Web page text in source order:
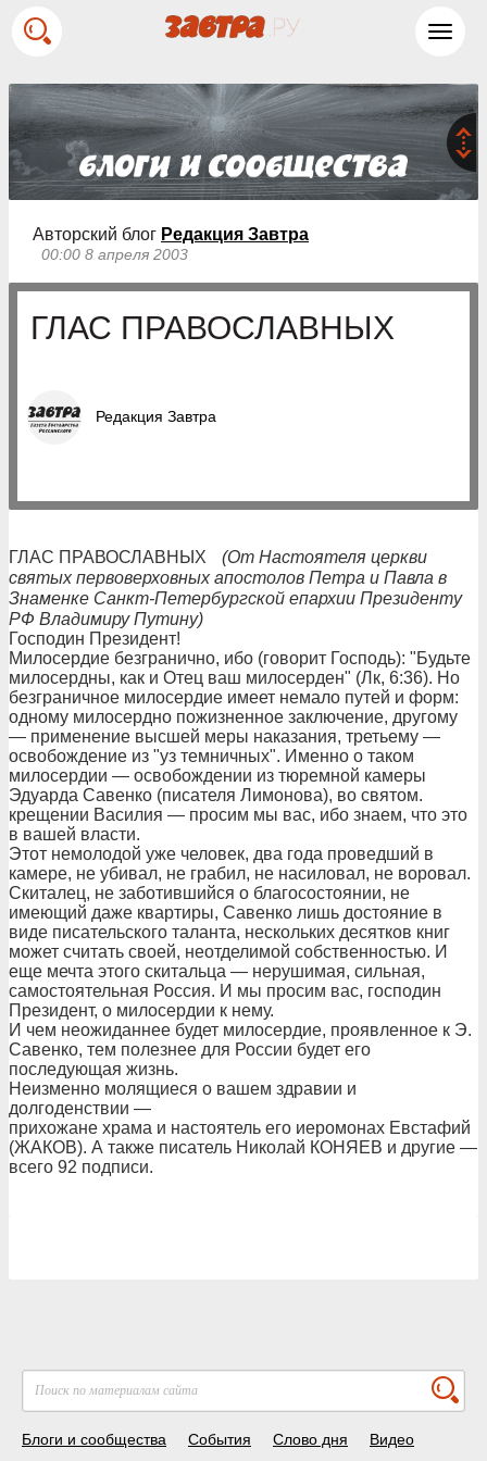
Авторский блог Редакция Завтра
00:00 8 апреля 2003
ГЛАС ПРАВОСЛАВНЫХ
Редакция Завтра
ГЛАС ПРАВОСЛАВНЫХ
(От Настоятеля церкви
святых первоверховных апостолов Петра и Павла в
Знаменке Санкт-Петербургской епархии Президенту
РФ Владимиру Путину)
Господин Президент!
Милосердие безгранично, ибо (говорит Господь): "Будьте
милосердны, как и Отец ваш милосерден" (Лк, 6:36). Но
безграничное милосердие имеет немало путей и форм:
одному милосердно пожизненное заключение, другому
— применение высшей меры наказания, третьему —
освобождение из "уз темничных". Именно о таком
милосердии — освобождении из тюремной камеры
Эдуарда Савенко (писателя Лимонова), во святом.
крещении Василия — просим мы вас, ибо знаем, что это
в вашей власти.
Этот немолодой уже человек, два года проведший в
камере, не убивал, не грабил, не насиловал, не воровал.
Скиталец, не заботившийся о благосостоянии, не
имеющий даже квартиры, Савенко лишь достояние в
виде писательского таланта, нескольких десятков книг
может считать своей, неотделимой собственностью. И
еще мечта этого скитальца — нерушимая, сильная,
самостоятельная Россия. И мы просим вас, господин
Президент, о милосердии к нему.
И чем неожиданнее будет милосердие, проявленное к Э.
Савенко, тем полезнее для России будет его
последующая жизнь.
Неизменно молящиеся о вашем здравии и
долгоденствии —
прихожане храма и настоятель его иеромонах Евстафий
(ЖАКОВ). А также писатель Николай КОНЯЕВ и другие —
всего 92 подписи.
Блоги и сообщества События Слово дня Видео